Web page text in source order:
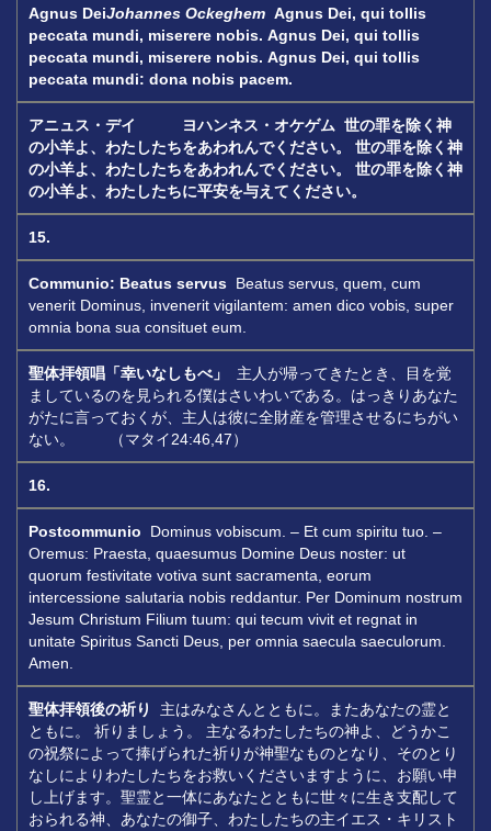
Agnus DeiJohannes Ockeghem Agnus Dei, qui tollis
peccata mundi, miserere nobis. Agnus Dei, qui tollis
peccata mundi, miserere nobis. Agnus Dei, qui tollis
peccata mundi: dona nobis pacem.
アニュス・デイ ヨハンネス・オケゲム 世の罪を除く神
の小羊よ、わたしたちをあわれんでください。
世の罪を除く神
の小羊よ、わたしたちをあわれんでください。
世の罪を除く神
の小羊よ、わたしたちに平安を与えてください。
15.
Communio: Beatus servus Beatus servus, quem, cum
venerit Dominus, invenerit vigilantem: amen dico vobis, super
omnia bona sua consituet eum.
聖体拝領唱「幸いなしもべ」
主人が帰ってきたとき、目を覚
ましているのを見られる僕はさいわいである。はっきりあなた
がたに言っておくが、主人は彼に全財産を管理させるにちがい
ない。 （マタイ24:46,47）
16.
Postcommunio Dominus vobiscum. – Et cum spiritu tuo. –
Oremus: Praesta, quaesumus Domine Deus noster: ut
quorum festivitate votiva sunt sacramenta, eorum
intercessione salutaria nobis reddantur. Per Dominum nostrum
Jesum Christum Filium tuum: qui tecum vivit et regnat in
unitate Spiritus Sancti Deus, per omnia saecula saeculorum.
Amen.
聖体拝領後の祈り
主はみなさんとともに。またあなたの霊と
ともに。 祈りましょう。 主なるわたしたちの神よ、どうかこ
の祝祭によって捧げられた祈りが神聖なものとなり、そのとり
なしによりわたしたちをお救いくださいますように、お願い申
し上げます。聖霊と一体にあなたとともに世々に生き支配して
おられる神、あなたの御子、わたしたちの主イエス・キリスト